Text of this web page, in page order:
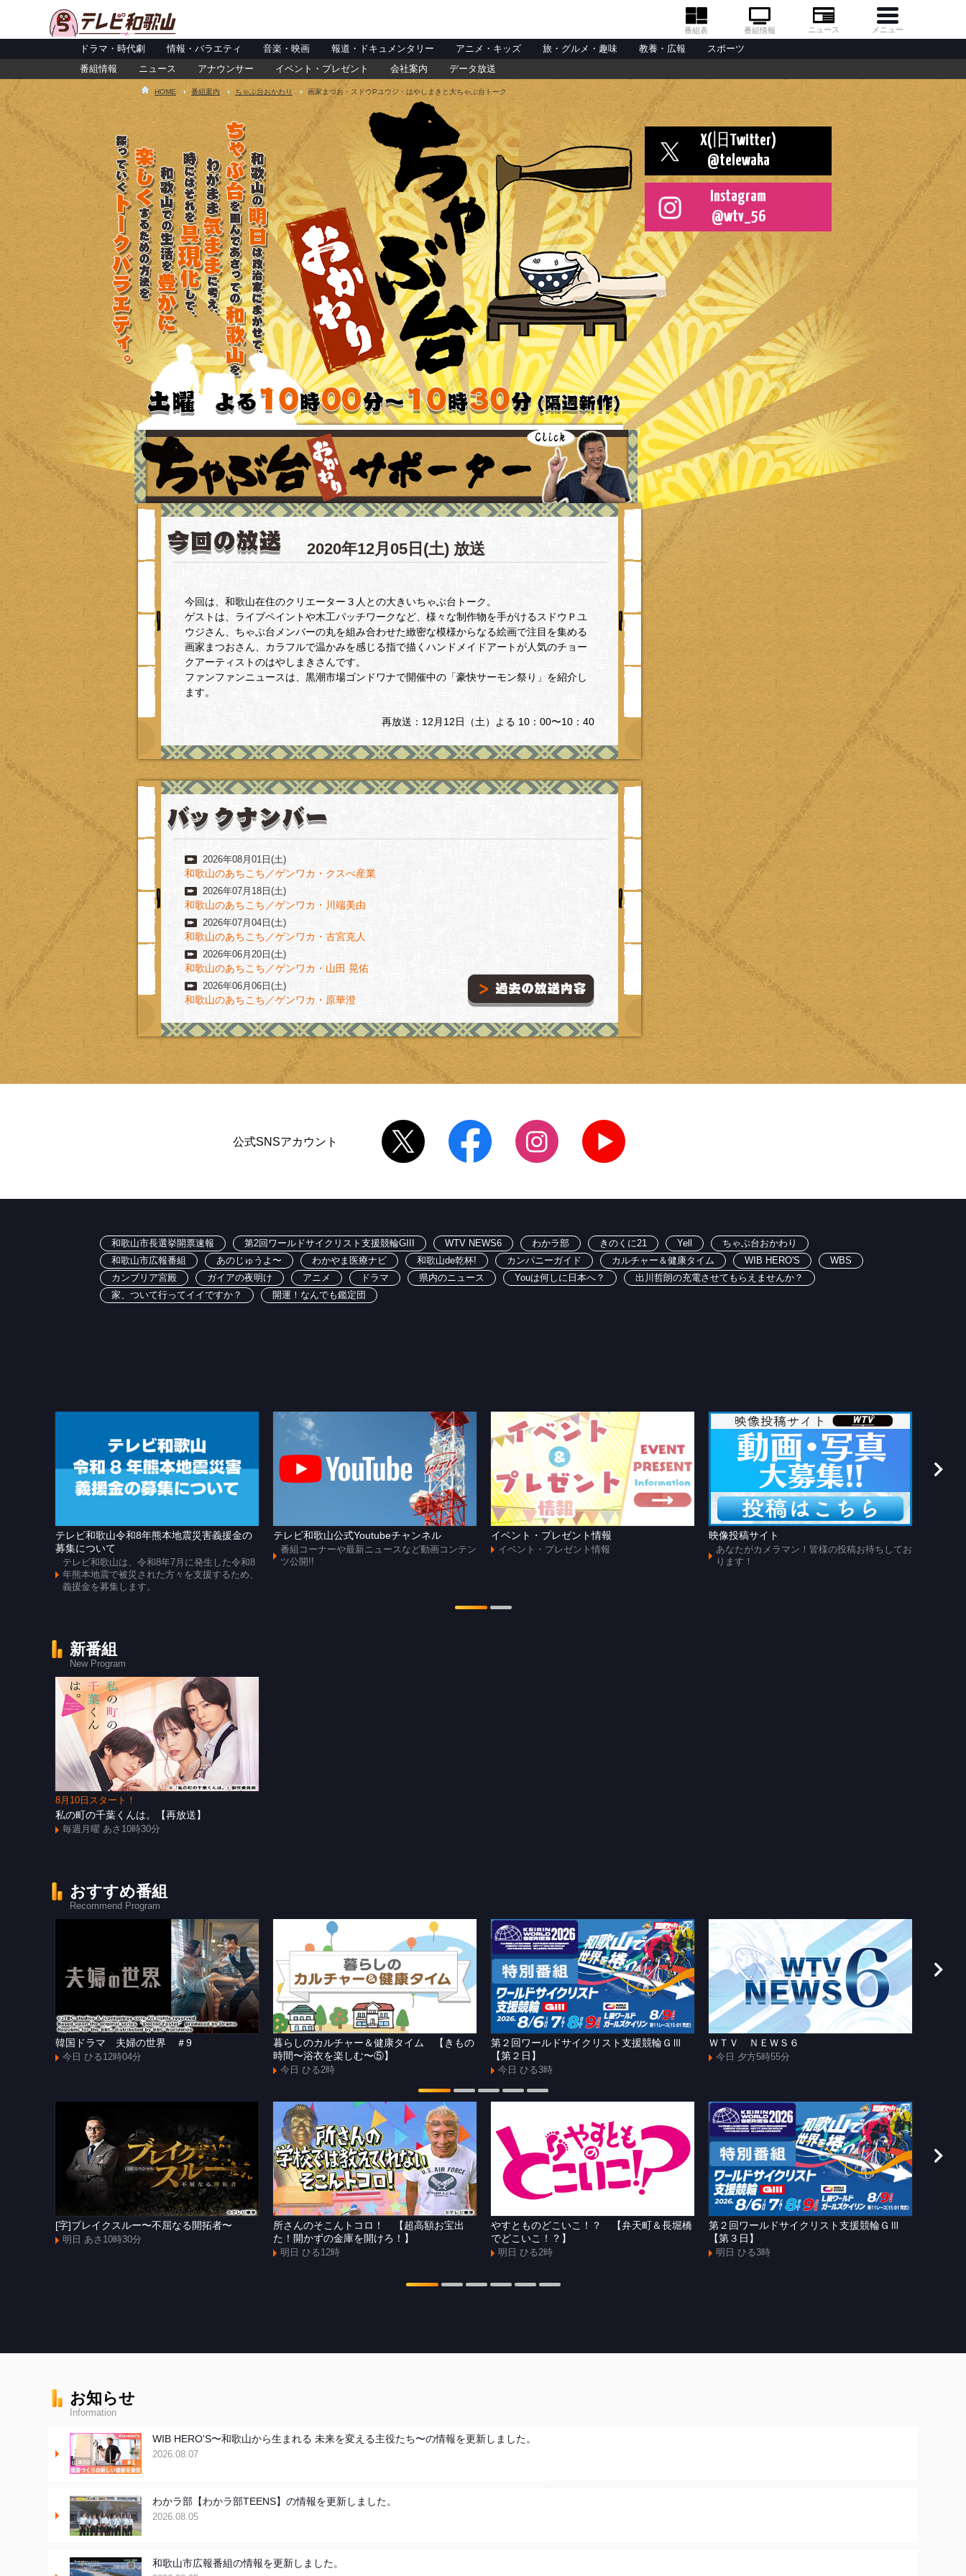
番組表 番組情報 ニュース メニュー
ドラマ・時代劇 情報・バラエティ 音楽・映画 報道・ドキュメンタリー アニメ・キッズ 旅・グルメ・趣味 教養・広報
スポーツ
番組情報
ニュース アナウンサー イベント・プレゼント 会社案内 データ放送
HOME 番組案内 ちゃぶ台おかわり 画家まつお・スドウPユウジ・はやしまきと大ちゃぶ台トーク
2020年12月05日(土) 放送
今回は、和歌山在住のクリエーター３人との大きいちゃぶ台トーク。
ゲストは、ライブペイントや木工パッチワークなど、様々な制作物を手がけるスドウＰユ
ウジさん、ちゃぶ台メンバーの丸を組み合わせた緻密な模様からなる絵画で注目を集める
画家まつおさん、カラフルで温かみを感じる指で描くハンドメイドアートが人気のチョー
クアーティストのはやしまきさんです。
ファンファンニュースは、黒潮市場ゴンドワナで開催中の「豪快サーモン祭り」を紹介し
ます。
再放送：12月12日（土）よる 10：00〜10：40
2026年08月01日(土)
和歌山のあちこち／ゲンワカ・クスべ産業
2026年07月18日(土)
和歌山のあちこち／ゲンワカ・川端美由
2026年07月04日(土)
和歌山のあちこち／ゲンワカ・古宮克人
2026年06月20日(土)
和歌山のあちこち／ゲンワカ・山田 晃佑
2026年06月06日(土)
和歌山のあちこち／ゲンワカ・原華澄
X(旧Twitter)
@telewaka
Instagram
@wtv_56
公式SNSアカウント
和歌山市長選挙開票速報 第2回ワールドサイクリスト支援競輪GIII WTV NEWS6 わかラ部 きのくに21 Yell
ちゃぶ台おかわり
和歌山市広報番組
あのじゅうよ〜 わかやま医療ナビ 和歌山de乾杯! カンパニーガイド カルチャー＆健康タイム WIB HERO'S
WBS
カンブリア宮殿
ガイアの夜明け アニメ ドラマ 県内のニュース Youは何しに日本へ？
出川哲朗の充電させてもらえませんか？
家、ついて行ってイイですか？
開運！なんでも鑑定団
テレビ和歌山令和8年熊本地震災害義援金の
募集について
テレビ和歌山は、令和8年7月に発生した令和8
年熊本地震で被災された方々を支援するため、
義援金を募集します。
テレビ和歌山公式Youtubeチャンネル
番組コーナーや最新ニュースなど動画コンテン
ツ公開!!
イベント・プレゼント情報
イベント・プレゼント情報
映像投稿サイト
あなたがカメラマン！皆様の投稿お待ちしてお
ります！
新番組
New Program
8月10日スタート！
私の町の千葉くんは。【再放送】
毎週月曜 あさ10時30分
おすすめ番組
Recommend Program
韓国ドラマ 夫婦の世界 ＃9
今日 ひる12時04分
暮らしのカルチャー＆健康タイム 【きもの
時間〜浴衣を楽しむ〜⑤】
今日 ひる2時
第２回ワールドサイクリスト支援競輪ＧⅢ
【第２日】
今日 ひる3時
ＷＴＶ ＮＥＷＳ６
今日 夕方5時55分
[字]ブレイクスルー〜不屈なる開拓者〜
明日 あさ10時30分
所さんのそこんトコロ！ 【超高額お宝出
た！開かずの金庫を開けろ！】
明日 ひる12時
やすとものどこいこ！？ 【弁天町＆長堀橋
でどこいこ！？】
明日 ひる2時
第２回ワールドサイクリスト支援競輪ＧⅢ
【第３日】
明日 ひる3時
お知らせ
Information
WIB HERO'S〜和歌山から生まれる 未来を変える主役たち〜の情報を更新しました。
2026.08.07
わかラ部【わかラ部TEENS】の情報を更新しました。
2026.08.05
和歌山市広報番組の情報を更新しました。